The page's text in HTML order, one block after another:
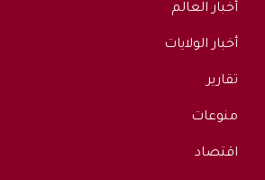
أخبار العالم
أخبار الولايات
تقارير
منوعات
اقتصاد